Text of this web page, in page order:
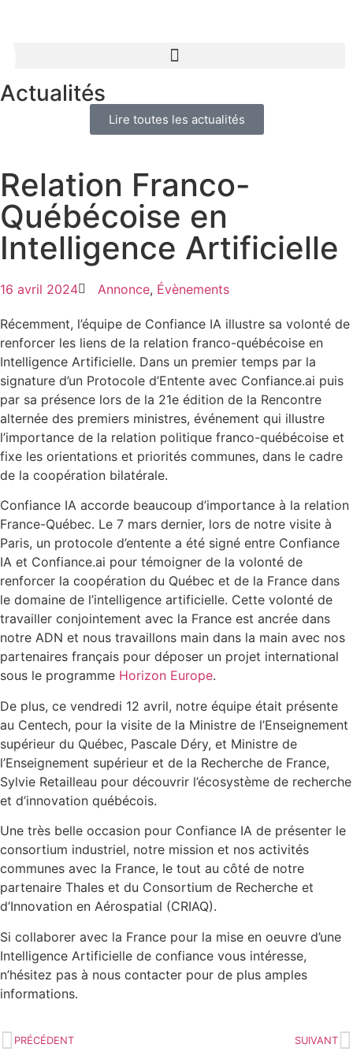
Actualités
Lire toutes les actualités
Relation Franco-
Québécoise en
Intelligence Artificielle
16 avril 2024 Annonce, Évènements
Récemment, l’équipe de Confiance IA illustre sa volonté de
renforcer les liens de la relation franco-québécoise en
Intelligence Artificielle. Dans un premier temps par la
signature d’un Protocole d’Entente avec Confiance.ai puis
par sa présence lors de la 21e édition de la Rencontre
alternée des premiers ministres, événement qui illustre
l’importance de la relation politique franco-québécoise et
fixe les orientations et priorités communes, dans le cadre
de la coopération bilatérale.
Confiance IA accorde beaucoup d’importance à la relation
France-Québec. Le 7 mars dernier, lors de notre visite à
Paris, un protocole d’entente a été signé entre Confiance
IA et Confiance.ai pour témoigner de la volonté de
renforcer la coopération du Québec et de la France dans
le domaine de l’intelligence artificielle. Cette volonté de
travailler conjointement avec la France est ancrée dans
notre ADN et nous travaillons main dans la main avec nos
partenaires français pour déposer un projet international
sous le programme Horizon Europe.
De plus, ce vendredi 12 avril, notre équipe était présente
au Centech, pour la visite de la Ministre de l’Enseignement
supérieur du Québec, Pascale Déry, et Ministre de
l’Enseignement supérieur et de la Recherche de France,
Sylvie Retailleau pour découvrir l’écosystème de recherche
et d’innovation québécois.
Une très belle occasion pour Confiance IA de présenter le
consortium industriel, notre mission et nos activités
communes avec la France, le tout au côté de notre
partenaire Thales et du Consortium de Recherche et
d’Innovation en Aérospatial (CRIAQ).
Si collaborer avec la France pour la mise en oeuvre d’une
Intelligence Artificielle de confiance vous intéresse,
n’hésitez pas à nous contacter pour de plus amples
informations.
PRÉCÉDENT SUIVANT